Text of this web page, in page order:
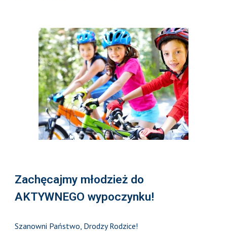
Zachęcajmy młodzież do
AKTYWNEGO wypoczynku!
Szanowni Państwo, Drodzy Rodzice!